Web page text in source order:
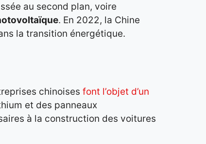
au second plan, voire
. En 2022, la Chine
la transition énergétique.
chinoises font l’objet d’un
et des panneaux
à la construction des voitures